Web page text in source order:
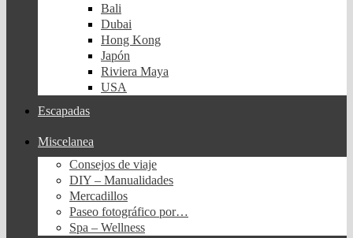
Bali
Dubai
Hong Kong
Japón
Riviera Maya
USA
Escapadas
Miscelanea
Consejos de viaje
DIY – Manualidades
Mercadillos
Paseo fotográfico por…
Spa – Wellness